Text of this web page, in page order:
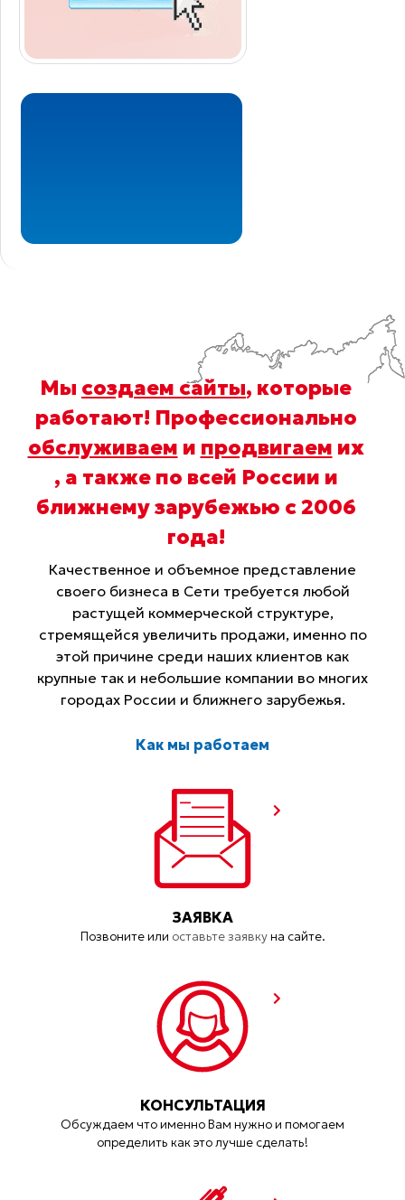
Мы создаем сайты, которые
работают! Профессионально
обслуживаем и продвигаем их
, а также по всей России и
ближнему зарубежью с 2006
года!
Качественное и объемное представление
своего бизнеса в Сети требуется любой
растущей коммерческой структуре,
стремящейся увеличить продажи, именно по
этой причине среди наших клиентов как
крупные так и небольшие компании во многих
городах России и ближнего зарубежья.
Как мы работаем
ЗАЯВКА
Позвоните или оставьте заявкуна сайте.
КОНСУЛЬТАЦИЯ
Обсуждаем что именно Вам нужно и помогаем
определить как это лучше сделать!